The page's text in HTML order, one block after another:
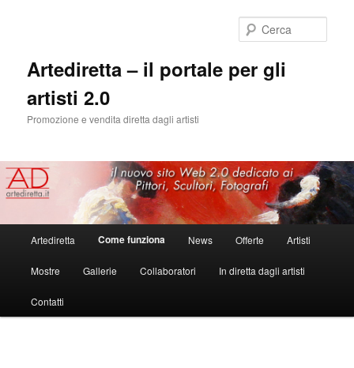
Artediretta – il portale per gli
artisti 2.0
Promozione e vendita diretta dagli artisti
Vai
al
contenuto
Artediretta Come funziona News Offerte Artisti
Mostre Gallerie Collaboratori In diretta dagli artisti
Contatti